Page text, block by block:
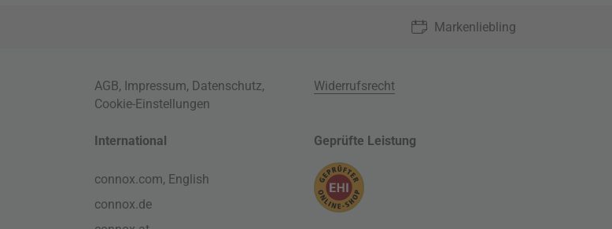
Markenliebling
AGB, Impressum, Datenschutz,
Cookie-Einstellungen
Widerrufsrecht
International
connox.com, English
connox.de
Geprüfte Leistung